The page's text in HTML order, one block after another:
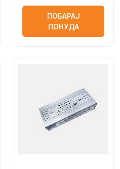
напојување
ПОБАРАЈ
ПОНУДА